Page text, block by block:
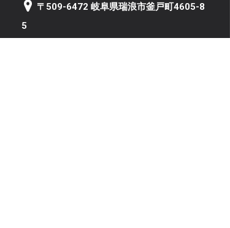
〒509-6472 岐阜県瑞浪市釜戸町4605-8
5